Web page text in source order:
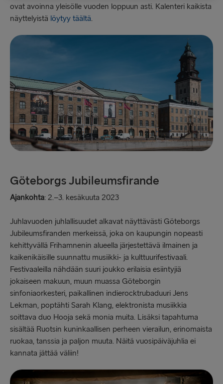
ovat avoinna yleisölle vuoden loppuun asti. Kalenteri kaikista
näyttelyistä löytyy täältä.
Göteborgs Jubileumsfirande
Ajankohta: 2.–3. kesäkuuta 2023
Juhlavuoden juhlallisuudet alkavat näyttävästi Göteborgs
Jubileumsfiranden merkeissä, joka on kaupungin nopeasti
kehittyvällä Frihamnenin alueella järjestettävä ilmainen ja
kaikenikäisille suunnattu musiikki- ja kulttuurifestivaali.
Festivaaleilla nähdään suuri joukko erilaisia esiintyjiä
jokaiseen makuun, muun muassa Göteborgin
sinfoniaorkesteri, paikallinen indierocktrubaduuri Jens
Lekman, poptähti Sarah Klang, elektronista musiikkia
soittava duo Hooja sekä monia muita. Lisäksi tapahtuma
sisältää Ruotsin kuninkaallisen perheen vierailun, erinomaista
ruokaa, tanssia ja paljon muuta. Näitä vuosipäiväjuhlia ei
kannata jättää väliin!